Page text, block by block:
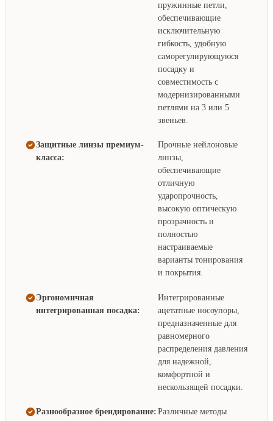
пружинные петли,
обеспечивающие
исключительную
гибкость, удобную
саморегулирующуюся
посадку и
совместимость с
модернизированными
петлями на 3 или 5
звеньев.
Защитные линзы премиум-
класса:
Прочные нейлоновые
линзы,
обеспечивающие
отличную
ударопрочность,
высокую оптическую
прозрачность и
полностью
настраиваемые
варианты тонирования
и покрытия.
Эргономичная
интегрированная посадка:
Интегрированные
ацетатные носоупоры,
предназначенные для
равномерного
распределения давления
для надежной,
комфортной и
нескользящей посадки.
Разнообразное брендирование: Различные методы